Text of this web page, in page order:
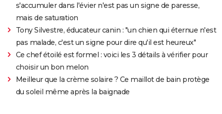
s'accumuler dans l'évier n'est pas un signe de paresse,
mais de saturation
Tony Silvestre, éducateur canin : "un chien qui éternue n'est
pas malade, c'est un signe pour dire qu'il est heureux"
Ce chef étoilé est formel : voici les 3 détails à vérifier pour
choisir un bon melon
Meilleur que la crème solaire ? Ce maillot de bain protège
du soleil même après la baignade